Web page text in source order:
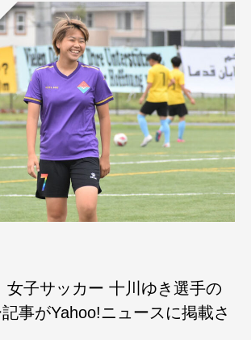
女子サッカー 十川ゆき選手の
事がYahoo!ニュースに掲載さ